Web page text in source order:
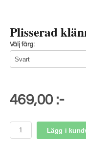
Plisserad
Välj färg:
469,00 :-
Lägg i